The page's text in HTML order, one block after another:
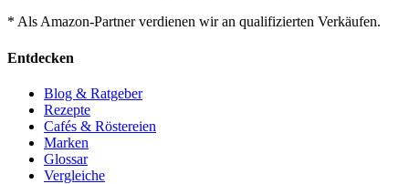
* Als Amazon-Partner verdienen wir an qualifizierten Verkäufen.
Entdecken
Blog & Ratgeber
Rezepte
Cafés & Röstereien
Marken
Glossar
Vergleiche